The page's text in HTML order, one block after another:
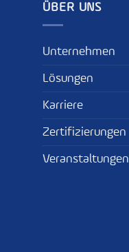
ÜBER UNS
Unternehmen
Lösungen
Karriere
Zertifizierungen
Veranstaltungen